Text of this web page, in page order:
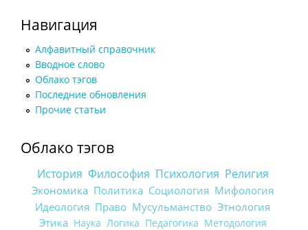
Навигация
Алфавитный справочник
Вводное слово
Облако тэгов
Последние обновления
Прочие статьи
Облако тэгов
История Философия Психология Религия
Экономика Политика Социология Мифология
Идеология Право Мусульманство Этнология
Этика Наука Логика Педагогика Методология